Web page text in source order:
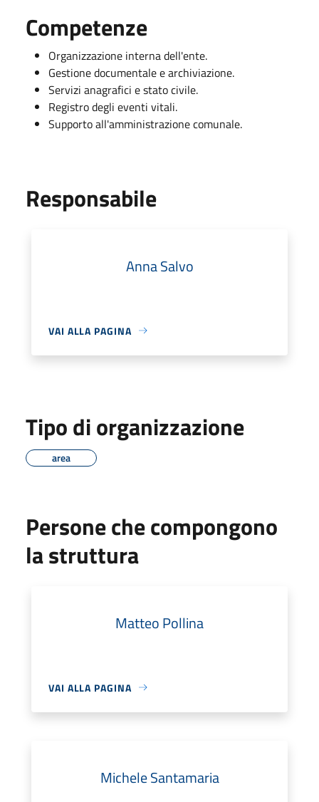
Competenze
Organizzazione interna dell'ente.
Gestione documentale e archiviazione.
Servizi anagrafici e stato civile.
Registro degli eventi vitali.
Supporto all'amministrazione comunale.
Responsabile
Anna Salvo
VAI ALLA PAGINA
Tipo di organizzazione
area
Persone che compongono
la struttura
Matteo Pollina
VAI ALLA PAGINA
Michele Santamaria